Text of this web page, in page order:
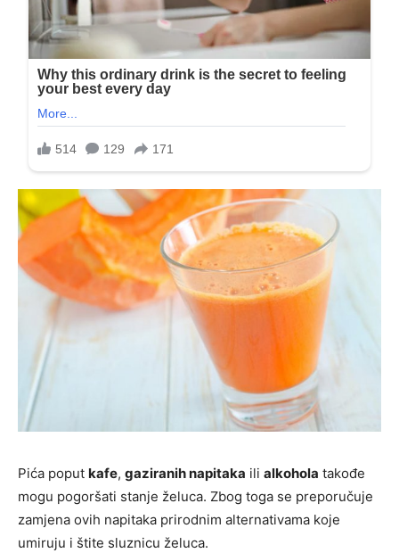
Pića poput kafe, gaziranih napitaka ili alkohola takođe
mogu pogoršati stanje želuca. Zbog toga se preporučuje
zamjena ovih napitaka prirodnim alternativama koje
umiruju i štite sluznicu želuca.